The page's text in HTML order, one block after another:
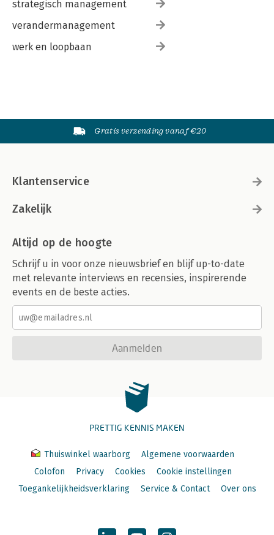
strategisch management
verandermanagement
werk en loopbaan
Gratis verzending vanaf €20
Klantenservice
Zakelijk
Altijd op de hoogte
Schrijf u in voor onze nieuwsbrief en blijf up-to-date
met relevante interviews en recensies, inspirerende
events en de beste acties.
Aanmelden
PRETTIG KENNIS MAKEN
Thuiswinkel waarborg
Algemene voorwaarden
Colofon
Privacy Cookies
Cookie instellingen
Toegankelijkheidsverklaring
Service & Contact Over ons